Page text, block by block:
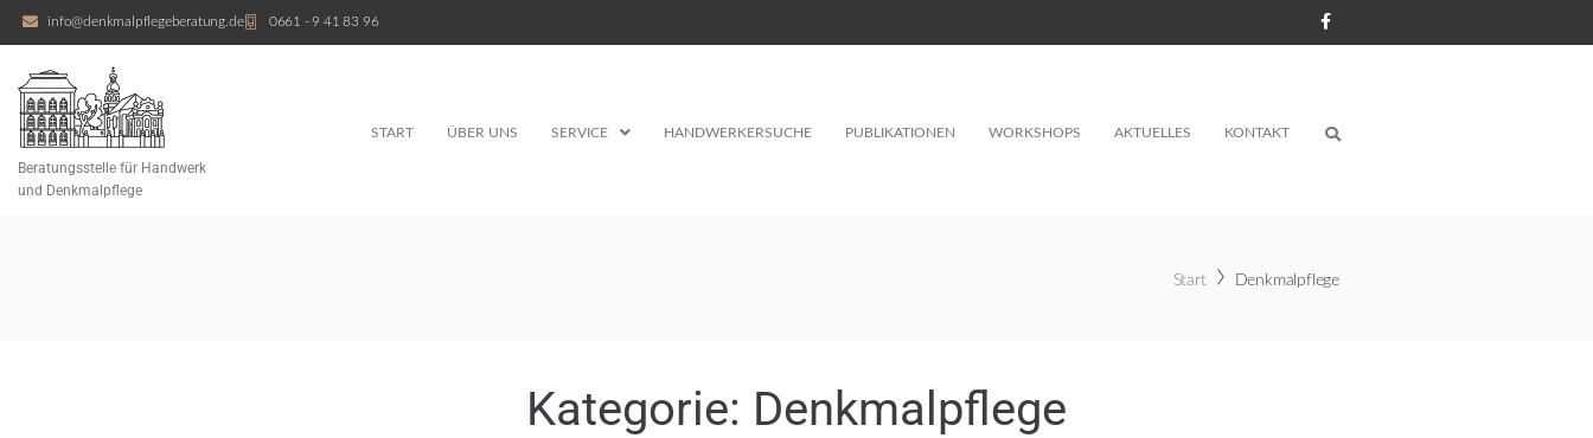
info@denkmalpflegeberatung.de 0661 - 9 41 83 96
Beratungsstelle für Handwerk
und Denkmalpflege
START ÜBER UNS SERVICE HANDWERKERSUCHE PUBLIKATIONEN WORKSHOPS AKTUELLES KONTAKT
Start Denkmalpflege
Kategorie: Denkmalpflege